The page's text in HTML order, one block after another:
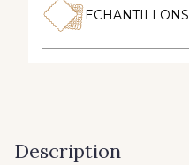
ECHANTILLONS
Description